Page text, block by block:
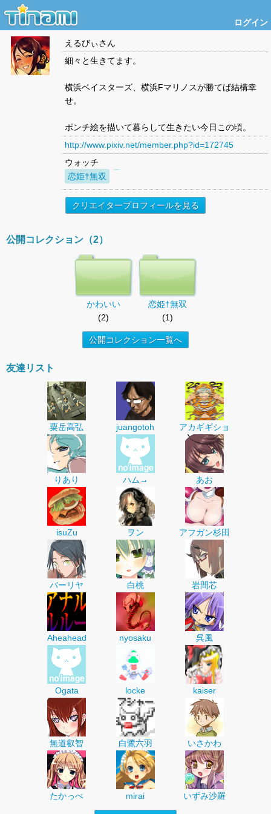
ログイン
えるびぃさん
細々と生きてます。
横浜ベイスターズ、横浜Fマリノスが勝てば結構幸
せ。
ポンチ絵を描いて暮らして生きたい今日この頃。
http://www.pixiv.net/member.php?id=172745
ウォッチ
恋姫†無双
クリエイタープロフィールを見る
公開コレクション（2）
かわいい
(2)
恋姫†無双
(1)
公開コレクション一覧へ
友達リスト
粟岳高弘 juangotoh アカギギショ
りあり ハム→ あお
isuZu ヲン アフガン杉田
バーリヤ 白桃 岩間芯
Aheahead nyosaku 呉風
Ogata locke kaiser
無道叡智 白鷺六羽 いさかわ
たかっぺ mirai いずみ沙羅